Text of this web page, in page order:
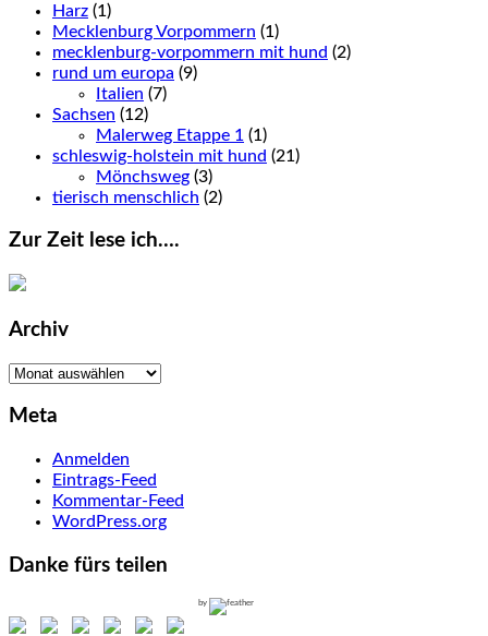
Harz (1)
Mecklenburg Vorpommern (1)
mecklenburg-vorpommern mit hund (2)
rund um europa (9)
Italien (7)
Sachsen (12)
Malerweg Etappe 1 (1)
schleswig-holstein mit hund (21)
Mönchsweg (3)
tierisch menschlich (2)
Zur Zeit lese ich….
Archiv
Archiv
Meta
Anmelden
Eintrags-Feed
Kommentar-Feed
WordPress.org
Danke fürs teilen
by